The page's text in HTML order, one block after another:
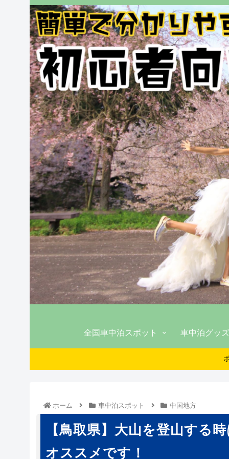
全国車中泊スポット 車中泊グッズ
ホーム 車中泊スポット 中国地方
【鳥取県】大山を登山する
オススメです！